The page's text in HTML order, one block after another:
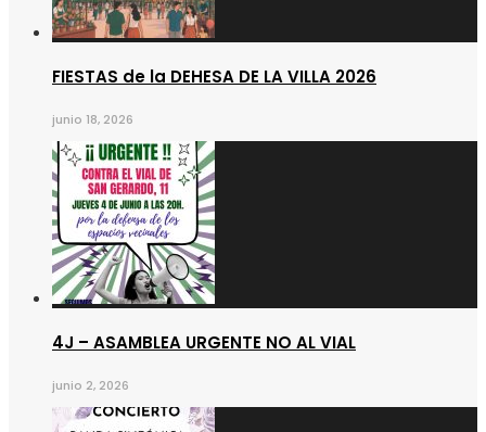
FIESTAS de la DEHESA DE LA VILLA 2026
junio 18, 2026
4J – ASAMBLEA URGENTE NO AL VIAL
junio 2, 2026